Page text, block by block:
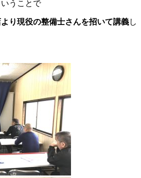
うことで
り現役の整備士さんを招いて講義し